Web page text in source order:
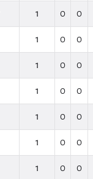
1 0 0
1 0 0
1 0 0
1 0 0
1 0 0
1 0 0
1 0 0